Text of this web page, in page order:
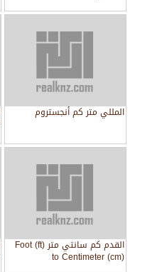
المللي متر كم أنجستروم
القدم كم سانتي متر Foot (ft)
to Centimeter (cm)